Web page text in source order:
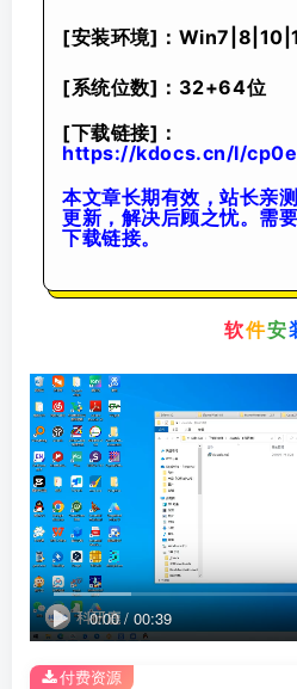
[安装环境]：
[系统位数]：32+64位
[下载链接]：
https://kdocs.cn/l/
本文章长期有效，站长亲
更新，解决后顾之忧。需
下载链接。
软件安
0:00/00:39
付费资源